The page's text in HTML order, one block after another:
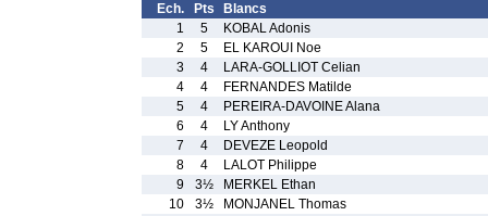
Ech. Pts
Blancs
1
5
KOBAL Adonis
2
5
EL KAROUI Noe
3
4
LARA-GOLLIOT Celian
4
4
FERNANDES Matilde
5
4
PEREIRA-DAVOINE Alana
6
4
LY Anthony
7
4
DEVEZE Leopold
8
4
LALOT Philippe
9
3½
MERKEL Ethan
10
3½
MONJANEL Thomas